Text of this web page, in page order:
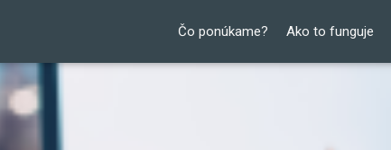
Čo ponúkame? Ako to funguje